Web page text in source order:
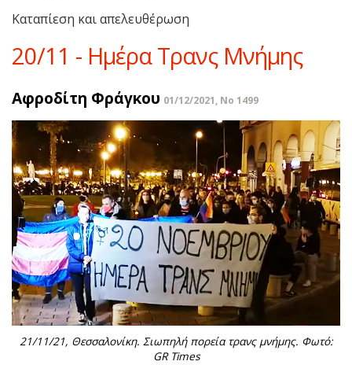
Καταπίεση και απελευθέρωση
20/11 - Ημέρα Τρανς Μνήμης
Αφροδίτη Φράγκου 01/12/2021, No 1499
21/11/21, Θεσσαλονίκη. Σιωπηλή πορεία τρανς μνήμης. Φωτό:
GR Times